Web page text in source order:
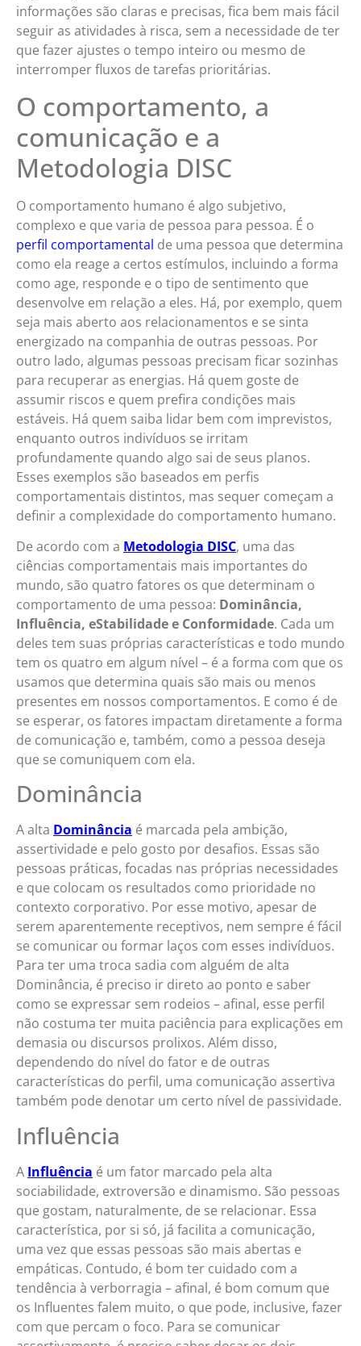
informações são claras e precisas, fica bem mais fácil
seguir as atividades à risca, sem a necessidade de ter
que fazer ajustes o tempo inteiro ou mesmo de
interromper fluxos de tarefas prioritárias.
O comportamento, a
comunicação e a
Metodologia DISC
O comportamento humano é algo subjetivo,
complexo e que varia de pessoa para pessoa. É o
perfil comportamental de uma pessoa que determina
como ela reage a certos estímulos, incluindo a forma
como age, responde e o tipo de sentimento que
desenvolve em relação a eles. Há, por exemplo, quem
seja mais aberto aos relacionamentos e se sinta
energizado na companhia de outras pessoas. Por
outro lado, algumas pessoas precisam ficar sozinhas
para recuperar as energias. Há quem goste de
assumir riscos e quem prefira condições mais
estáveis. Há quem saiba lidar bem com imprevistos,
enquanto outros indivíduos se irritam
profundamente quando algo sai de seus planos.
Esses exemplos são baseados em perfis
comportamentais distintos, mas sequer começam a
definir a complexidade do comportamento humano.
De acordo com a Metodologia DISC, uma das
ciências comportamentais mais importantes do
mundo, são quatro fatores os que determinam o
comportamento de uma pessoa: Dominância,
Influência, eStabilidade e Conformidade. Cada um
deles tem suas próprias características e todo mundo
tem os quatro em algum nível – é a forma com que os
usamos que determina quais são mais ou menos
presentes em nossos comportamentos. E como é de
se esperar, os fatores impactam diretamente a forma
de comunicação e, também, como a pessoa deseja
que se comuniquem com ela.
Dominância
A alta Dominância é marcada pela ambição,
assertividade e pelo gosto por desafios. Essas são
pessoas práticas, focadas nas próprias necessidades
e que colocam os resultados como prioridade no
contexto corporativo. Por esse motivo, apesar de
serem aparentemente receptivos, nem sempre é fácil
se comunicar ou formar laços com esses indivíduos.
Para ter uma troca sadia com alguém de alta
Dominância, é preciso ir direto ao ponto e saber
como se expressar sem rodeios – afinal, esse perfil
não costuma ter muita paciência para explicações em
demasia ou discursos prolixos. Além disso,
dependendo do nível do fator e de outras
características do perfil, uma comunicação assertiva
também pode denotar um certo nível de passividade.
Influência
A Influência é um fator marcado pela alta
sociabilidade, extroversão e dinamismo. São pessoas
que gostam, naturalmente, de se relacionar. Essa
característica, por si só, já facilita a comunicação,
uma vez que essas pessoas são mais abertas e
empáticas. Contudo, é bom ter cuidado com a
tendência à verborragia – afinal, é bom comum que
os Influentes falem muito, o que pode, inclusive, fazer
com que percam o foco. Para se comunicar